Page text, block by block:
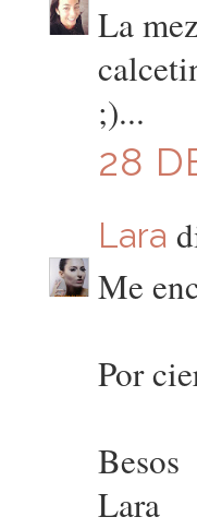
La
;)...
28
Lara
Me
Por
Besos
Lara